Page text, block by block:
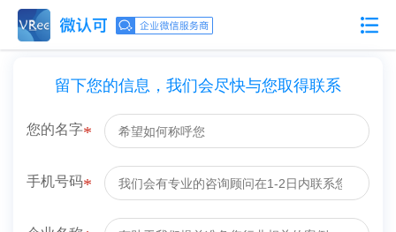
留下您的信息，我们会尽快与您取得联系
您的名字
手机号码